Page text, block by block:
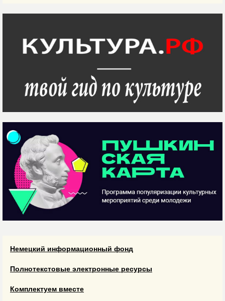
Немецкий информационный фонд
Полнотекстовые электронные ресурсы
Комплектуем вместе